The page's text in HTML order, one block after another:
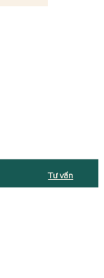
Tư vấn